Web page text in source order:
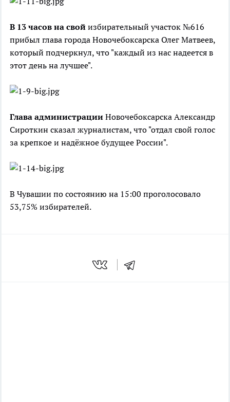
В 13 часов на свой избирательный участок №616
прибыл глава города Новочебоксарска Олег Матвеев,
который подчеркнул, что "каждый из нас надеется в
этот день на лучшее".
Глава администрации Новочебоксарска Александр
Сироткин сказал журналистам, что "отдал свой голос
за крепкое и надёжное будущее России".
В Чувашии по состоянию на 15:00 проголосовало
53,75% избирателей.